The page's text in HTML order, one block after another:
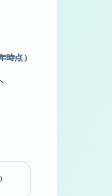
時点）
Help